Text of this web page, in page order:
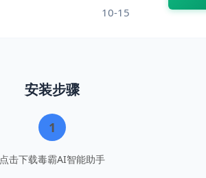
10-15
安装步骤
1
点击下载毒霸AI智能助手